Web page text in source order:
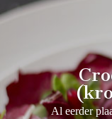
Al eerder